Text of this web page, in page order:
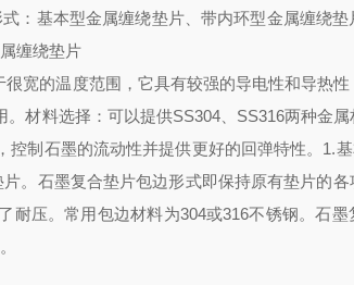
：基本型金属缠绕垫片、带内环型金属缠绕
缠绕垫片
宽的温度范围，它具有较强的导电性和导热
材料选择：可以提供SS304、SS316两种金
制石墨的流动性并提供更好的回弹特性。1.
。石墨复合垫片包边形式即保持原有垫片的
压。常用包边材料为304或316不锈钢。石墨